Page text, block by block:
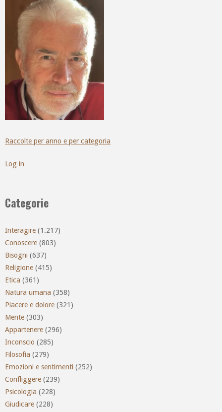
Raccolte per anno e per categoria
Log in
Categorie
Interagire (1.217)
Conoscere (803)
Bisogni (637)
Religione (415)
Etica (361)
Natura umana (358)
Piacere e dolore (321)
Mente (303)
Appartenere (296)
Inconscio (285)
Filosofia (279)
Emozioni e sentimenti (252)
Confliggere (239)
Psicologia (228)
Giudicare (228)